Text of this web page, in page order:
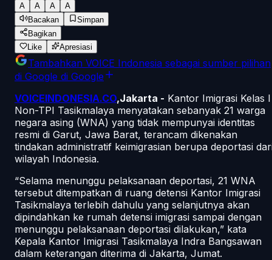
A A A
A
Bacakan
Simpan
Bagikan
Like
Apresiasi
Tambahkan VOICE Indonesia sebagai sumber pilihan
di Google di Google
VOICEINDONESIA.CO,Jakarta - Kantor Imigrasi Kelas I
Non-TPI Tasikmalaya menyatakan sebanyak 21 warga
negara asing (WNA) yang tidak mempunyai identitas
resmi di Garut, Jawa Barat, terancam dikenakan
tindakan administratif keimigrasian berupa deportasi
wilayah Indonesia.
“Selama menunggu pelaksanaan deportasi, 21 WNA
tersebut ditempatkan di ruang detensi Kantor Imigrasi
Tasikmalaya terlebih dahulu yang selanjutnya akan
dipindahkan ke rumah detensi imigrasi sampai dengan
menunggu pelaksanaan deportasi dilakukan,” kata
Kepala Kantor Imigrasi Tasikmalaya Indra Bangsawan
dalam keterangan diterima di Jakarta, Jumat.